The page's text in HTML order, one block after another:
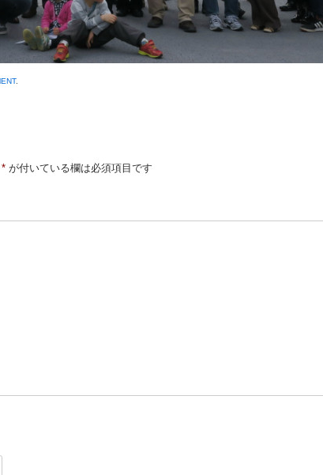
.
* が付いている欄は必須項目です